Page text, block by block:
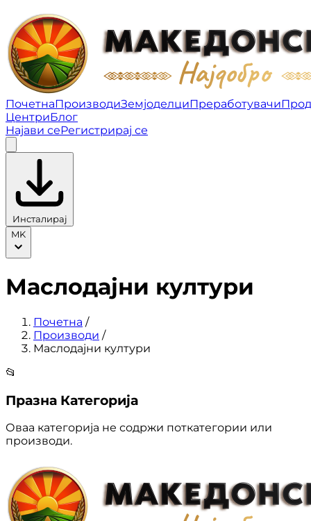
Маслодајни култури | Македонско најдобро
ПочетнаПроизводиЗемјоделциПреработувачи
ЦентриБлог
Најави сеРегистрирај се
Инсталирај
MK
Маслодајни култури
Почетна /
Производи /
Маслодајни култури
📂
Празна Категорија
Оваа категорија не содржи поткатегории или
производи.